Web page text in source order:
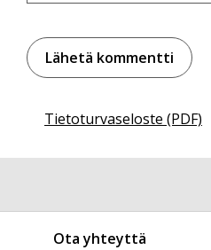
Tietoturvaseloste (PDF)
Ota yhteyttä